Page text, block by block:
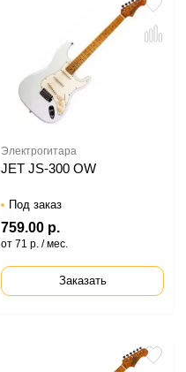
Электрогитара
JET JS-300 OW
Под заказ
759.00 р.
от 71 р. / мес.
Заказать